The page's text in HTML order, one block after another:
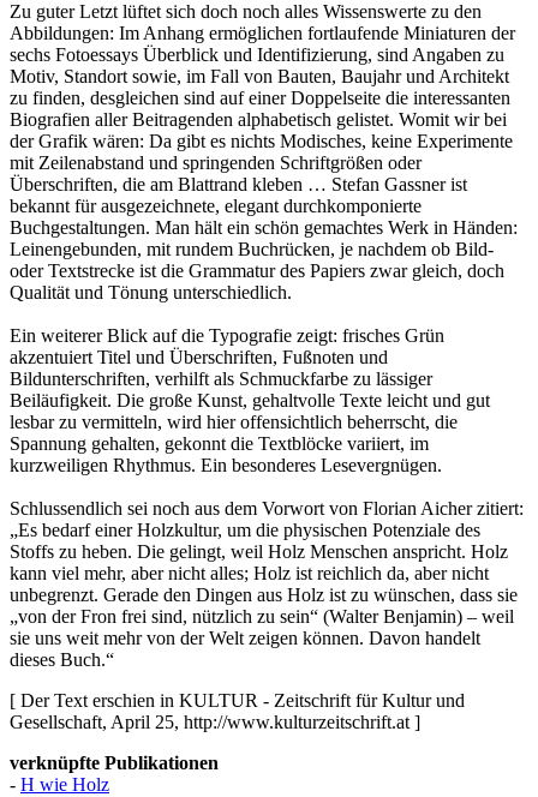
Zu guter Letzt lüftet sich doch noch alles Wissenswerte zu den
Abbildungen: Im Anhang ermöglichen fortlaufende Miniaturen der
sechs Fotoessays Überblick und Identifizierung, sind Angaben zu
Motiv, Standort sowie, im Fall von Bauten, Baujahr und Architekt
zu finden, desgleichen sind auf einer Doppelseite die interessanten
Biografien aller Beitragenden alphabetisch gelistet. Womit wir bei
der Grafik wären: Da gibt es nichts Modisches, keine Experimente
mit Zeilenabstand und springenden Schriftgrößen oder
Überschriften, die am Blattrand kleben … Stefan Gassner ist
bekannt für ausgezeichnete, elegant durchkomponierte
Buchgestaltungen. Man hält ein schön gemachtes Werk in Händen:
Leinengebunden, mit rundem Buchrücken, je nachdem ob Bild-
oder Textstrecke ist die Grammatur des Papiers zwar gleich, doch
Qualität und Tönung unterschiedlich.
Ein weiterer Blick auf die Typografie zeigt: frisches Grün
akzentuiert Titel und Überschriften, Fußnoten und
Bildunterschriften, verhilft als Schmuckfarbe zu lässiger
Beiläufigkeit. Die große Kunst, gehaltvolle Texte leicht und gut
lesbar zu vermitteln, wird hier offensichtlich beherrscht, die
Spannung gehalten, gekonnt die Textblöcke variiert, im
kurzweiligen Rhythmus. Ein besonderes Lesevergnügen.
Schlussendlich sei noch aus dem Vorwort von Florian Aicher zitiert:
„Es bedarf einer Holzkultur, um die physischen Potenziale des
Stoffs zu heben. Die gelingt, weil Holz Menschen anspricht. Holz
kann viel mehr, aber nicht alles; Holz ist reichlich da, aber nicht
unbegrenzt. Gerade den Dingen aus Holz ist zu wünschen, dass sie
„von der Fron frei sind, nützlich zu sein“ (Walter Benjamin) – weil
sie uns weit mehr von der Welt zeigen können. Davon handelt
dieses Buch.“
[ Der Text erschien in KULTUR - Zeitschrift für Kultur und
Gesellschaft, April 25, http://www.kulturzeitschrift.at ]
verknüpfte Publikationen
- H wie Holz